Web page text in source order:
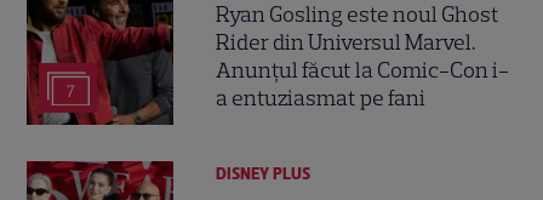
7
Ryan Gosling este noul Ghost
Rider din Universul Marvel.
Anunțul făcut la Comic-Con i-
a entuziasmat pe fani
DISNEY PLUS